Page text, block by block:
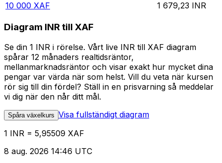
10 000 XAF 1 679,23 INR
Diagram INR till XAF
Se din 1 INR i rörelse. Vårt live INR till XAF diagram
spårar 12 månaders realtidsräntor,
mellanmarknadsräntor och visar exakt hur mycket dina
pengar var värda när som helst. Vill du veta när kursen
rör sig till din fördel? Ställ in en prisvarning så meddelar
vi dig när den når ditt mål.
Spåra växelkurs Visa fullständigt diagram
1 INR = 5,95509 XAF
8 aug. 2026 14:46 UTC